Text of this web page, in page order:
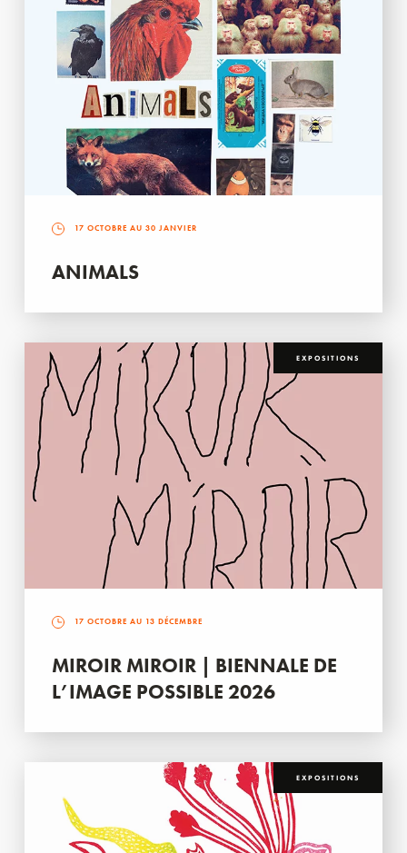
17 OCTOBRE AU 30 JANVIER
ANIMALS
EXPOSITIONS
17 OCTOBRE AU 13 DÉCEMBRE
MIROIR MIROIR | BIENNALE DE
L’IMAGE POSSIBLE 2026
EXPOSITIONS